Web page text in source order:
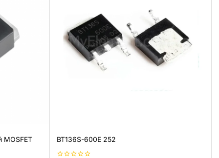
MOSFET BT136S-600E 252